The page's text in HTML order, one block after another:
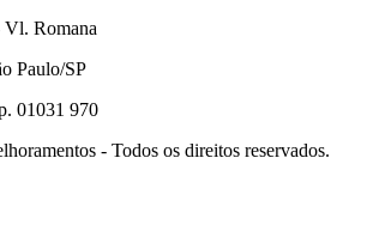
Vl. Romana
Paulo/SP
01031 970
- Todos os direitos reservados.